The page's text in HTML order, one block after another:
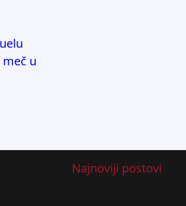
u
Najnoviji postovi